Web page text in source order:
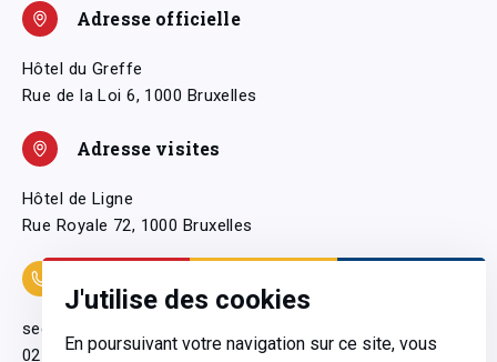
J'utilise des cookies
En poursuivant votre navigation sur ce site, vous
Adresse officielle
Hôtel du Greffe
Rue de la Loi 6, 1000 Bruxelles
Adresse visites
Hôtel de Ligne
Rue Royale 72, 1000 Bruxelles
secretariatgeneral@pfwb.be
02 506 38 11